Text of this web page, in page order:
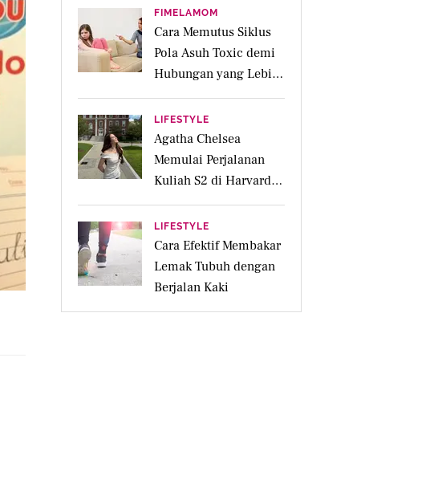
FIMELAMOM
Cara Memutus Siklus
Pola Asuh Toxic demi
Hubungan yang Lebih
Sehat dengan Anak
LIFESTYLE
Agatha Chelsea
Memulai Perjalanan
Kuliah S2 di Harvard
University
LIFESTYLE
Cara Efektif Membakar
Lemak Tubuh dengan
Berjalan Kaki